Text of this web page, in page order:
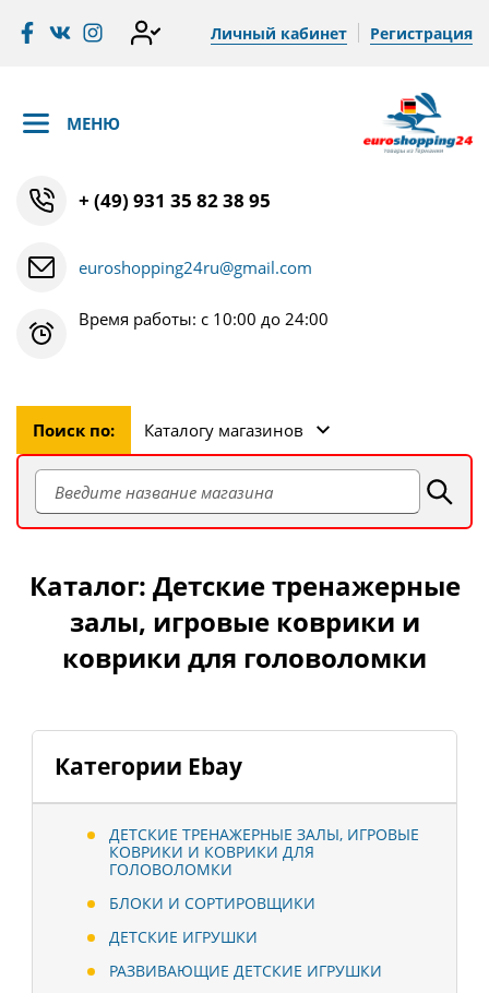
Личный кабинет Регистрация
МЕНЮ
+ (49) 931 35 82 38 95
euroshopping24ru@gmail.com
Время работы: с 10:00 до 24:00
Поиск по: Каталогу магазинов
Категории Ebay
ДЕТСКИЕ ТРЕНАЖЕРНЫЕ ЗАЛЫ, ИГРОВЫЕ
КОВРИКИ И КОВРИКИ ДЛЯ
ГОЛОВОЛОМКИ
БЛОКИ И СОРТИРОВЩИКИ
ДЕТСКИЕ ИГРУШКИ
РАЗВИВАЮЩИЕ ДЕТСКИЕ ИГРУШКИ
Каталог: Детские тренажерные
залы, игровые коврики и
коврики для головоломки